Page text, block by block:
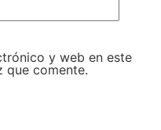
y web en este
que comente.